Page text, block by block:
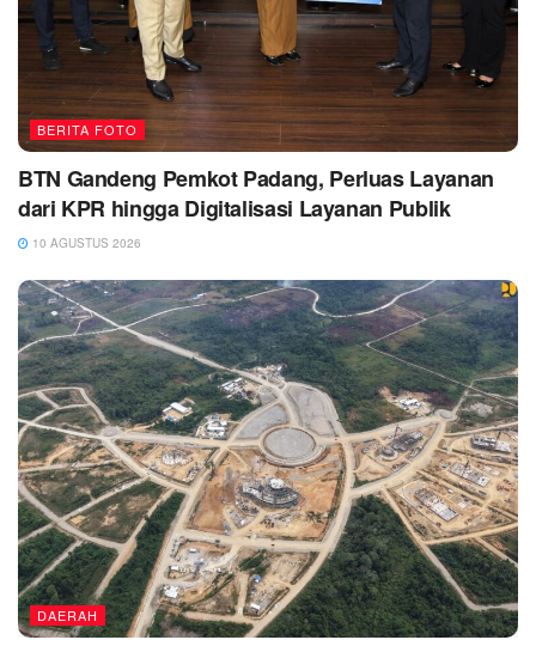
BERITA FOTO
BTN Gandeng Pemkot Padang, Perluas Layanan
dari KPR hingga Digitalisasi Layanan Publik
10 AGUSTUS 2026
DAERAH